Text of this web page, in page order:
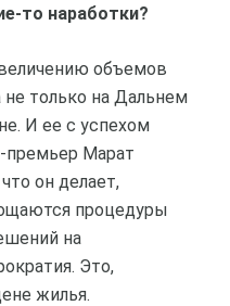
то наработки?
объемов
не только на Дальнем
И ее с успехом
премьер Марат
он делает,
процедуры
на
Это,
жилья.